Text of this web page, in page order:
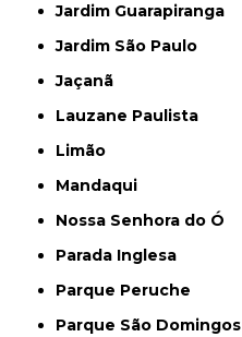
Jardim Guarapiranga
Jardim São Paulo
Jaçanã
Lauzane Paulista
Limão
Mandaqui
Nossa Senhora do Ó
Parada Inglesa
Parque Peruche
Parque São Domingos